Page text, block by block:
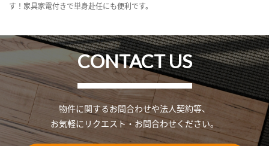
す！家具家電付きで単身赴任にも便利です。
CONTACT US
物件に関するお問合わせや法人契約等、
お気軽にリクエスト・お問合わせください。